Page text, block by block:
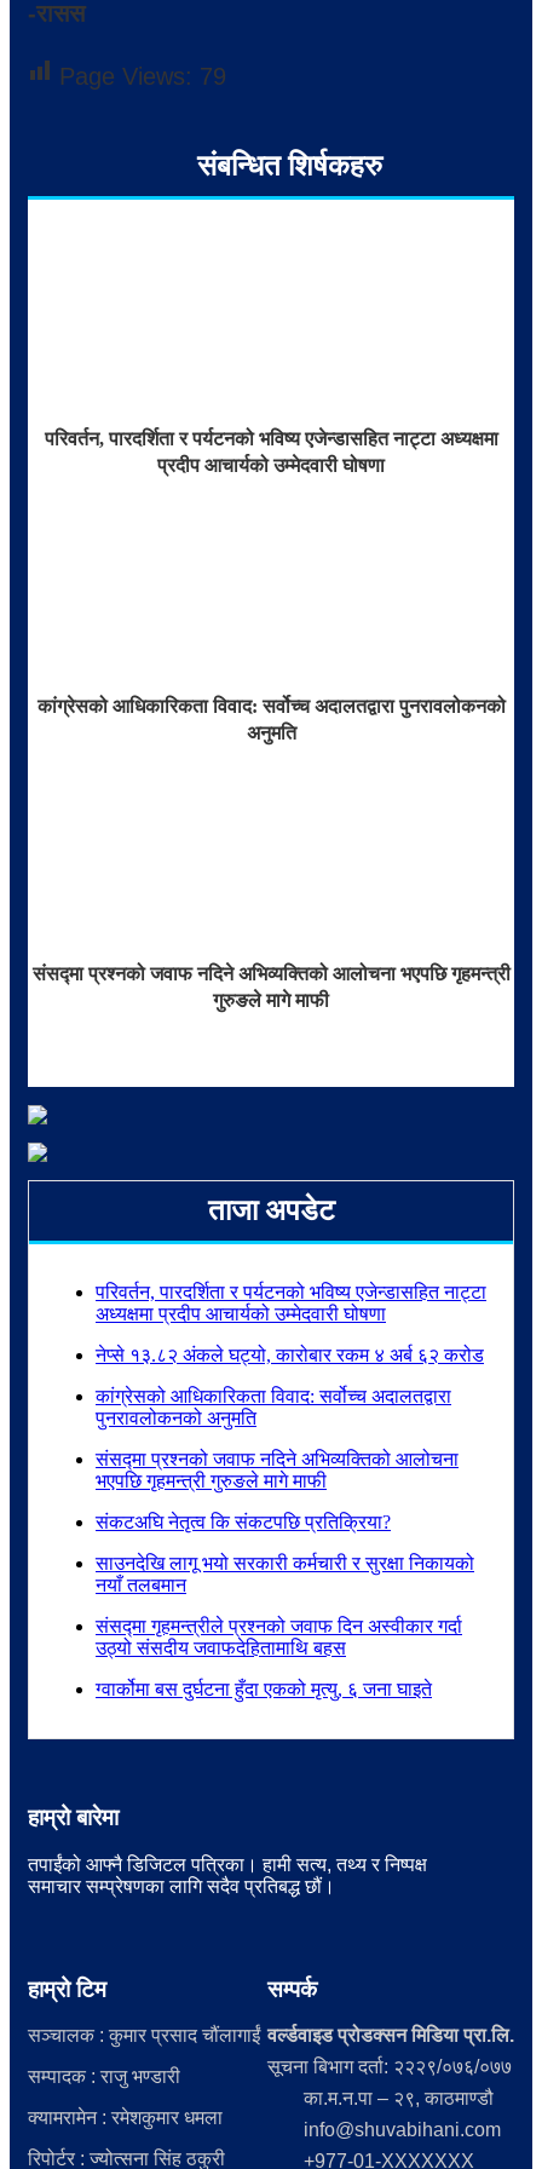
-रासस
Page Views: 79
संबन्धित शिर्षकहरु
परिवर्तन, पारदर्शिता र पर्यटनको भविष्य एजेन्डासहित नाट्टा अध्यक्षमा
प्रदीप आचार्यको उम्मेदवारी घोषणा
कांग्रेसको आधिकारिकता विवाद: सर्वोच्च अदालतद्वारा पुनरावलोकनको
अनुमति
संसद्मा प्रश्नको जवाफ नदिने अभिव्यक्तिको आलोचना भएपछि गृहमन्त्री
गुरुङले मागे माफी
ताजा अपडेट
परिवर्तन, पारदर्शिता र पर्यटनको भविष्य एजेन्डासहित नाट्टा
अध्यक्षमा प्रदीप आचार्यको उम्मेदवारी घोषणा
नेप्से १३.८२ अंकले घट्यो, कारोबार रकम ४ अर्ब ६२ करोड
कांग्रेसको आधिकारिकता विवाद: सर्वोच्च अदालतद्वारा
पुनरावलोकनको अनुमति
संसद्मा प्रश्नको जवाफ नदिने अभिव्यक्तिको आलोचना
भएपछि गृहमन्त्री गुरुङले मागे माफी
संकटअघि नेतृत्व कि संकटपछि प्रतिक्रिया?
साउनदेखि लागू भयो सरकारी कर्मचारी र सुरक्षा निकायको
नयाँ तलबमान
संसद्मा गृहमन्त्रीले प्रश्नको जवाफ दिन अस्वीकार गर्दा
उठ्यो संसदीय जवाफदेहितामाथि बहस
ग्वार्कोमा बस दुर्घटना हुँदा एकको मृत्यु, ६ जना घाइते
हाम्रो बारेमा
तपाईंको आफ्नै डिजिटल पत्रिका। हामी सत्य, तथ्य र निष्पक्ष
समाचार सम्प्रेषणका लागि सदैव प्रतिबद्ध छौं।
हाम्रो टिम
सञ्चालक : कुमार प्रसाद चौंलागाईं
सम्पादक : राजु भण्डारी
क्यामरामेन : रमेशकुमार धमला
रिपोर्टर : ज्योत्सना सिंह ठकुरी
सम्पर्क
वर्ल्डवाइड प्रोडक्सन मिडिया प्रा.लि.
सूचना बिभाग दर्ता: २२२९/०७६/०७७
का.म.न.पा – २९, काठमाण्डौ
info@shuvabihani.com
+977-01-XXXXXXX